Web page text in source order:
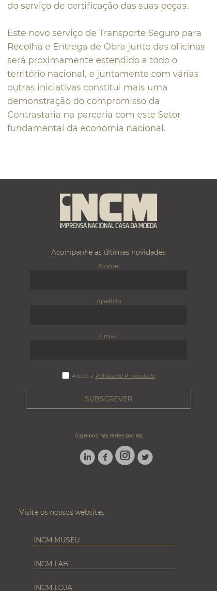
do serviço de certificação das suas peças.
Este novo serviço de Transporte Seguro para
Recolha e Entrega de Obra junto das oficinas
será proximamente estendido a todo o
território nacional, e juntamente com várias
outras iniciativas constitui mais uma
demonstração do compromisso da
Contrastaria na parceria com este Setor
fundamental da economia nacional.
Acompanhe as últimas novidades
Nome
Apelido
Email
Aceito a Política de Privacidade
Siga-nos nas redes sociais
LINKEDINFACEBOOK
INSTAGRAM
TWITTER
Visite os nossos websites
INCM MUSEU
INCM LAB
INCM LOJA